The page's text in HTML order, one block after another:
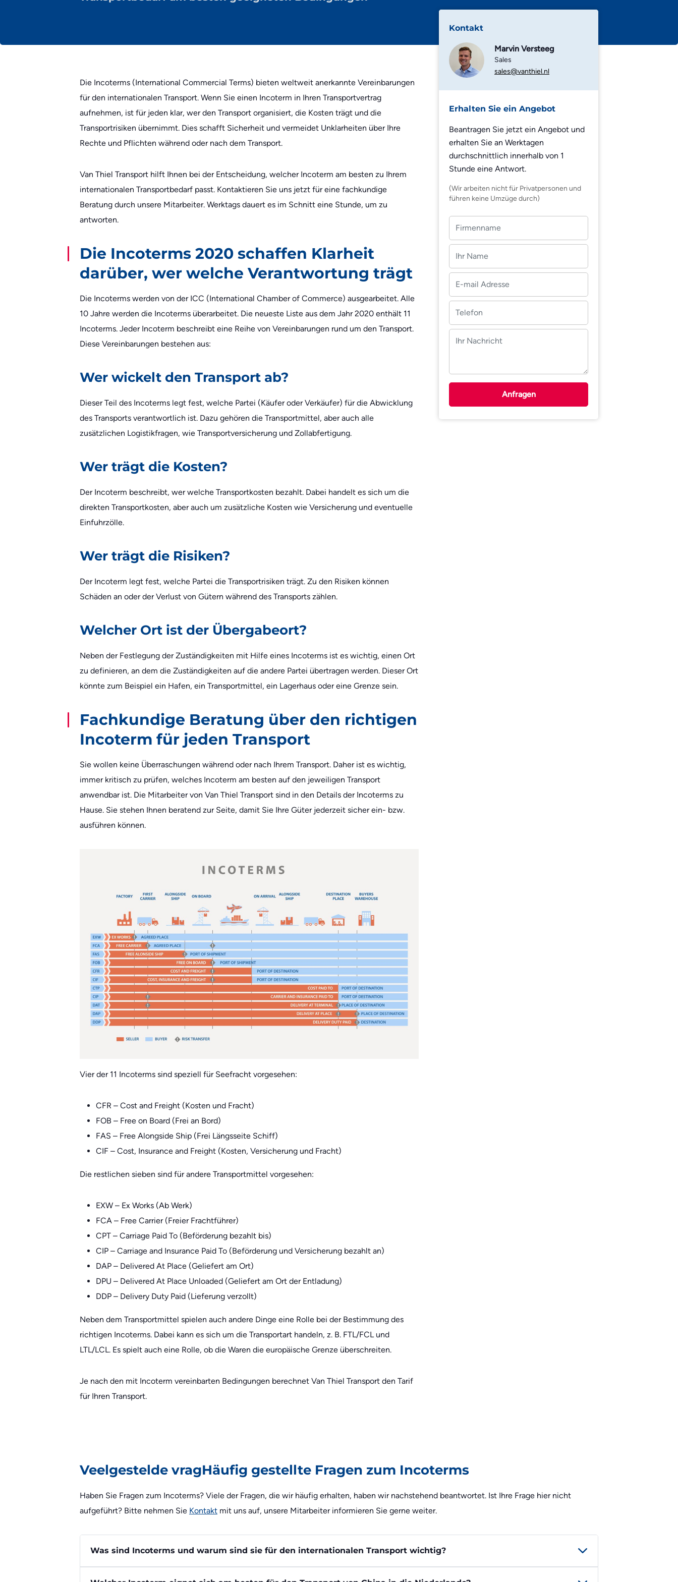
Zooplus
Die Incoterms (International Commercial Terms) bieten weltweit anerkannte Vereinbarungen
für den internationalen Transport. Wenn Sie einen Incoterm in Ihren Transportvertrag
aufnehmen, ist für jeden klar, wer den Transport organisiert, die Kosten trägt und die
Transportrisiken übernimmt. Dies schafft Sicherheit und vermeidet Unklarheiten über Ihre
Rechte und Pflichten während oder nach dem Transport.
Van Thiel Transport hilft Ihnen bei der Entscheidung, welcher Incoterm am besten zu Ihrem
internationalen Transportbedarf passt. Kontaktieren Sie uns jetzt für eine fachkundige
Beratung durch unsere Mitarbeiter. Werktags dauert es im Schnitt eine Stunde, um zu
antworten.
Die Incoterms 2020 schaffen Klarheit
darüber, wer welche Verantwortung trägt
Die Incoterms werden von der ICC (International Chamber of Commerce) ausgearbeitet. Alle
10 Jahre werden die Incoterms überarbeitet. Die neueste Liste aus dem Jahr 2020 enthält 11
Incoterms. Jeder Incoterm beschreibt eine Reihe von Vereinbarungen rund um den Transport.
Diese Vereinbarungen bestehen aus:
Wer wickelt den Transport ab?
Dieser Teil des Incoterms legt fest, welche Partei (Käufer oder Verkäufer) für die Abwicklung
des Transports verantwortlich ist. Dazu gehören die Transportmittel, aber auch alle
zusätzlichen Logistikfragen, wie Transportversicherung und Zollabfertigung.
Wer trägt die Kosten?
Der Incoterm beschreibt, wer welche Transportkosten bezahlt. Dabei handelt es sich um die
direkten Transportkosten, aber auch um zusätzliche Kosten wie Versicherung und eventuelle
Einfuhrzölle.
Wer trägt die Risiken?
Der Incoterm legt fest, welche Partei die Transportrisiken trägt. Zu den Risiken können
Schäden an oder der Verlust von Gütern während des Transports zählen.
Welcher Ort ist der Übergabeort?
Neben der Festlegung der Zuständigkeiten mit Hilfe eines Incoterms ist es wichtig, einen Ort
zu definieren, an dem die Zuständigkeiten auf die andere Partei übertragen werden. Dieser Ort
könnte zum Beispiel ein Hafen, ein Transportmittel, ein Lagerhaus oder eine Grenze sein.
Fachkundige Beratung über den richtigen
Incoterm für jeden Transport
Sie wollen keine Überraschungen während oder nach Ihrem Transport. Daher ist es wichtig,
immer kritisch zu prüfen, welches Incoterm am besten auf den jeweiligen Transport
anwendbar ist. Die Mitarbeiter von Van Thiel Transport sind in den Details der Incoterms zu
Hause. Sie stehen Ihnen beratend zur Seite, damit Sie Ihre Güter jederzeit sicher ein- bzw.
ausführen können.
Vier der 11 Incoterms sind speziell für Seefracht vorgesehen:
CFR – Cost and Freight (Kosten und Fracht)
FOB – Free on Board (Frei an Bord)
FAS – Free Alongside Ship (Frei Längsseite Schiff)
CIF – Cost, Insurance and Freight (Kosten, Versicherung und Fracht)
Die restlichen sieben sind für andere Transportmittel vorgesehen:
EXW – Ex Works (Ab Werk)
FCA – Free Carrier (Freier Frachtführer)
CPT – Carriage Paid To (Beförderung bezahlt bis)
CIP – Carriage and Insurance Paid To (Beförderung und Versicherung bezahlt an)
DAP – Delivered At Place (Geliefert am Ort)
DPU – Delivered At Place Unloaded (Geliefert am Ort der Entladung)
DDP – Delivery Duty Paid (Lieferung verzollt)
Neben dem Transportmittel spielen auch andere Dinge eine Rolle bei der Bestimmung des
richtigen Incoterms. Dabei kann es sich um die Transportart handeln, z. B. FTL/FCL und
LTL/LCL. Es spielt auch eine Rolle, ob die Waren die europäische Grenze überschreiten.
Je nach den mit Incoterm vereinbarten Bedingungen berechnet Van Thiel Transport den Tarif
für Ihren Transport.
Kontakt
Marvin Versteeg
Sales
sales@vanthiel.nl
Erhalten Sie ein Angebot
Beantragen Sie jetzt ein Angebot und
erhalten Sie an Werktagen
durchschnittlich innerhalb von 1
Stunde eine Antwort.
(Wir arbeiten nicht für Privatpersonen und
führen keine Umzüge durch)
Anfragen
Veelgestelde vragHäufig gestellte Fragen zum Incoterms
Haben Sie Fragen zum Incoterms? Viele der Fragen, die wir häufig erhalten, haben wir nachstehend beantwortet. Ist Ihre Frage hier nicht
aufgeführt? Bitte nehmen Sie Kontakt mit uns auf, unsere Mitarbeiter informieren Sie gerne weiter.
Was sind Incoterms und warum sind sie für den internationalen Transport wichtig?